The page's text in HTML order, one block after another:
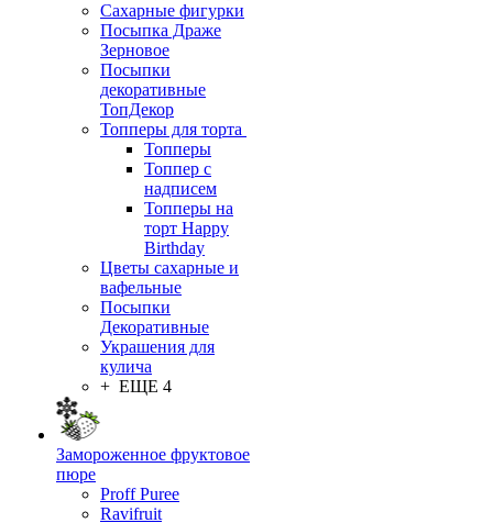
Сахарные фигурки
Посыпка Драже
Зерновое
Посыпки
декоративные
ТопДекор
Топперы для торта
Топперы
Топпер с
надписем
Топперы на
торт Happy
Birthday
Цветы сахарные и
вафельные
Посыпки
Декоративные
Украшения для
кулича
+ ЕЩЕ 4
Замороженное фруктовое
пюре
Proff Puree
Ravifruit